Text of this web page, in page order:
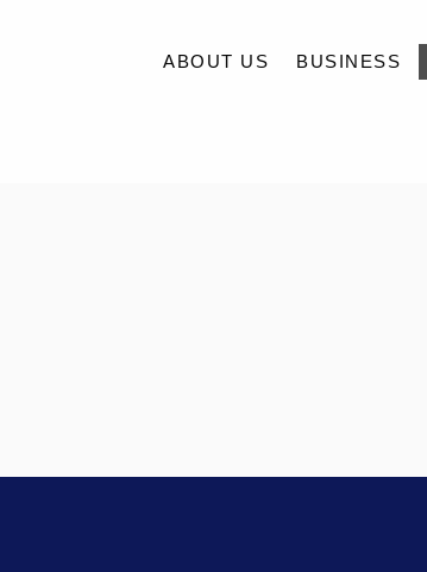
ABOUT US BUSINESS
RECRUIT